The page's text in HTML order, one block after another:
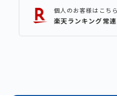
個人のお客様はこちら
楽天ランキング常